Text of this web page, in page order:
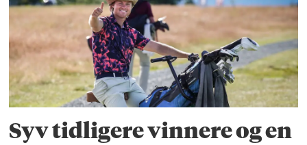
Syv tidligere vinnere og en